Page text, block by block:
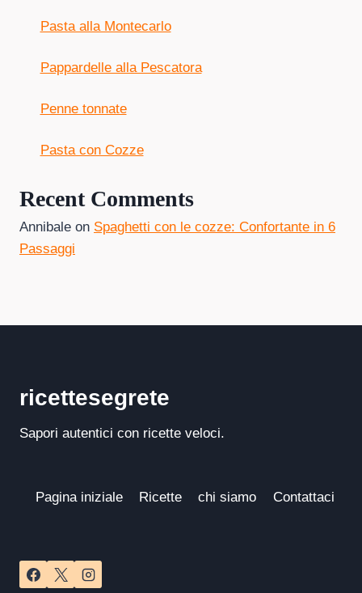
Pasta alla Montecarlo
Pappardelle alla Pescatora
Penne tonnate
Pasta con Cozze
Recent Comments
Annibale on Spaghetti con le cozze: Confortante in 6
Passaggi
ricettesegrete
Sapori autentici con ricette veloci.
Pagina iniziale Ricette chi siamo Contattaci